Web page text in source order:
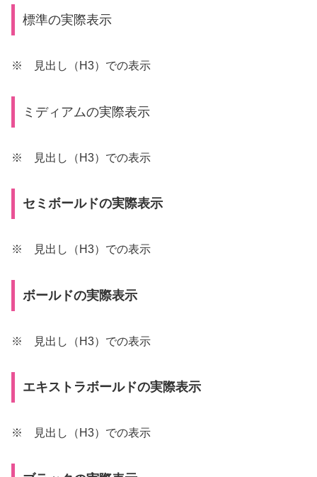
標準の実際表示
※ 見出し（H3）での表示
ミディアムの実際表示
※ 見出し（H3）での表示
セミボールドの実際表示
※ 見出し（H3）での表示
ボールドの実際表示
※ 見出し（H3）での表示
エキストラボールドの実際表示
※ 見出し（H3）での表示